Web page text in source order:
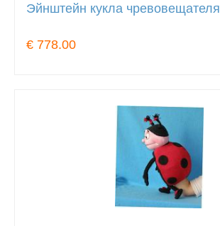
Эйнштейн кукла чревовещателя
€ 778.00